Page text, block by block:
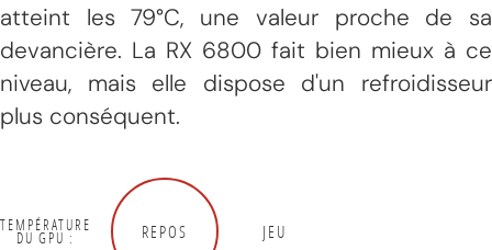
atteint les 79°C, une valeur proche de sa
devancière. La RX 6800 fait bien mieux à ce
niveau, mais elle dispose d'un refroidisseur
plus conséquent.